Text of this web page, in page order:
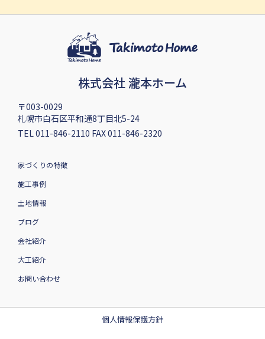
株式会社 瀧本ホーム
〒003-0029
札幌市白石区平和通8丁目北5-24
TEL 011-846-2110 FAX 011-846-2320
家づくりの特徴
施工事例
土地情報
ブログ
会社紹介
大工紹介
お問い合わせ
個人情報保護方針